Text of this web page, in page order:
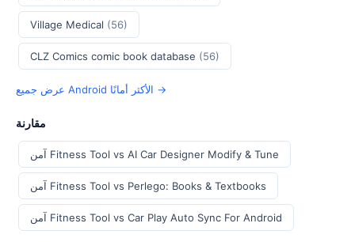
Village Medical (56)
CLZ Comics comic book database (56)
عرض جميع Android الأكثر أمانًا →
مقارنة
آمن Fitness Tool vs AI Car Designer Modify & Tune
آمن Fitness Tool vs Perlego: Books & Textbooks
آمن Fitness Tool vs Car Play Auto Sync For Android